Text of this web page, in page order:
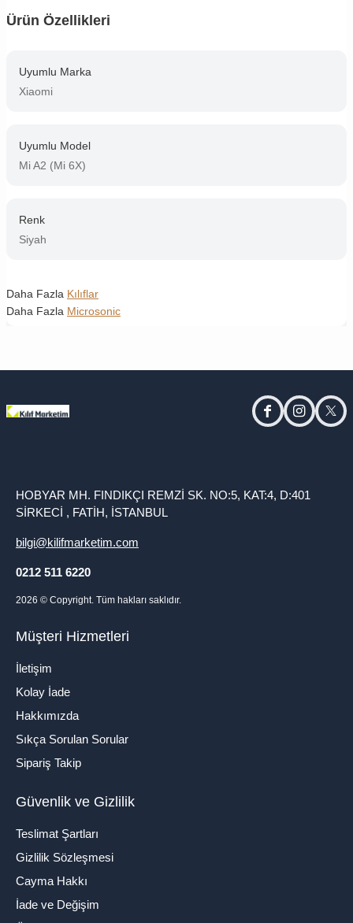
Ürün Özellikleri
Uyumlu Marka
Xiaomi
Uyumlu Model
Mi A2 (Mi 6X)
Renk
Siyah
Daha Fazla Kılıflar
Daha Fazla Microsonic
facebookinstagram
HOBYAR MH. FINDIKÇI REMZİ SK. NO:5, KAT:4, D:401
SİRKECİ , FATİH, İSTANBUL
bilgi@kilifmarketim.com
0212 511 6220
2026 © Copyright. Tüm hakları saklıdır.
Müşteri Hizmetleri
İletişim
Kolay İade
Hakkımızda
Sıkça Sorulan Sorular
Sipariş Takip
Güvenlik ve Gizlilik
Teslimat Şartları
Gizlilik Sözleşmesi
Cayma Hakkı
İade ve Değişim